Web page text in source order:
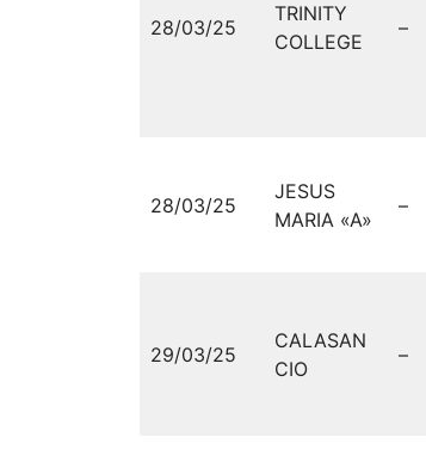
28/03/25
TRINITY
COLLEGE
–
28/03/25
JESUS
MARIA «A»
–
29/03/25
CALASAN
CIO
–